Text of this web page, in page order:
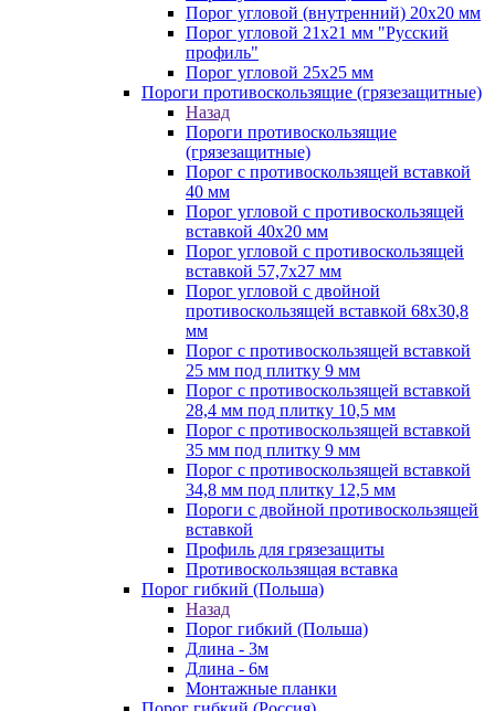
Порог угловой (внутренний) 20х20 мм
Порог угловой 21х21 мм "Русский
профиль"
Порог угловой 25х25 мм
Пороги противоскользящие (грязезащитные)
Назад
Пороги противоскользящие
(грязезащитные)
Порог с противоскользящей вставкой
40 мм
Порог угловой с противоскользящей
вставкой 40х20 мм
Порог угловой с противоскользящей
вставкой 57,7х27 мм
Порог угловой с двойной
противоскользящей вставкой 68х30,8
мм
Порог с противоскользящей вставкой
25 мм под плитку 9 мм
Порог с противоскользящей вставкой
28,4 мм под плитку 10,5 мм
Порог с противоскользящей вставкой
35 мм под плитку 9 мм
Порог с противоскользящей вставкой
34,8 мм под плитку 12,5 мм
Пороги с двойной противоскользящей
вставкой
Профиль для грязезащиты
Противоскользящая вставка
Порог гибкий (Польша)
Назад
Порог гибкий (Польша)
Длина - 3м
Длина - 6м
Монтажные планки